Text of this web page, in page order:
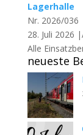
Lagerhalle
Nr. 2026/
28. Juli 2026
Alle
neueste